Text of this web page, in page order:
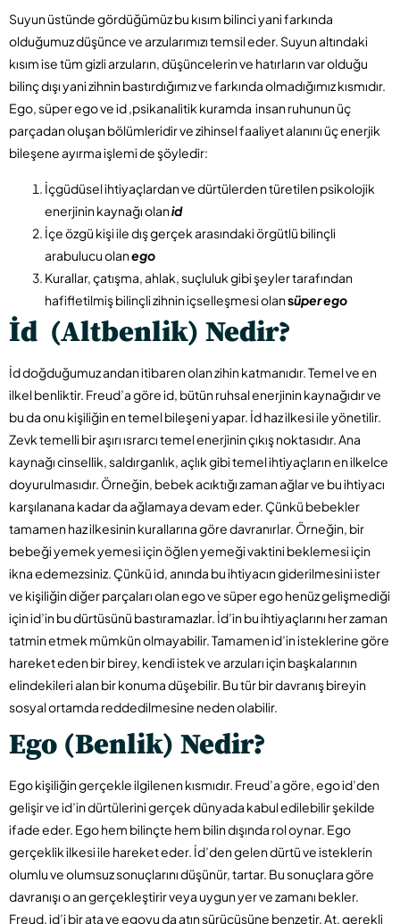
Suyun üstünde gördüğümüz bu kısım bilinci yani farkında
olduğumuz düşünce ve arzularımızı temsil eder. Suyun altındaki
kısım ise tüm gizli arzuların, düşüncelerin ve hatırların var olduğu
bilinç dışı yani zihnin bastırdığımız ve farkında olmadığımız kısmıdır.
Ego, süper ego ve id ,psikanalitik kuramda insan ruhunun üç
parçadan oluşan bölümleridir ve zihinsel faaliyet alanını üç enerjik
bileşene ayırma işlemi de şöyledir:
İçgüdüsel ihtiyaçlardan ve dürtülerden türetilen psikolojik
enerjinin kaynağı olanid
İçe özgü kişi ile dış gerçek arasındaki örgütlü bilinçli
arabulucu olanego
Kurallar, çatışma, ahlak, suçluluk gibi şeyler tarafından
hafifletilmiş bilinçli zihnin içselleşmesi olansüper ego
İd (Altbenlik) Nedir?
İd doğduğumuz andan itibaren olan zihin katmanıdır. Temel ve en
ilkel benliktir. Freud’a göre id, bütün ruhsal enerjinin kaynağıdır ve
bu da onu kişiliğin en temel bileşeni yapar. İd haz ilkesi ile yönetilir.
Zevk temelli bir aşırı ısrarcı temel enerjinin çıkış noktasıdır. Ana
kaynağı cinsellik, saldırganlık, açlık gibi temel ihtiyaçların en ilkelce
doyurulmasıdır. Örneğin, bebek acıktığı zaman ağlar ve bu ihtiyacı
karşılanana kadar da ağlamaya devam eder. Çünkü bebekler
tamamen haz ilkesinin kurallarına göre davranırlar. Örneğin, bir
bebeği yemek yemesi için öğlen yemeği vaktini beklemesi için
ikna edemezsiniz. Çünkü id, anında bu ihtiyacın giderilmesini ister
ve kişiliğin diğer parçaları olan ego ve süper ego henüz gelişmediği
için id’in bu dürtüsünü bastıramazlar. İd’in bu ihtiyaçlarını her zaman
tatmin etmek mümkün olmayabilir. Tamamen id’in isteklerine göre
hareket eden bir birey, kendi istek ve arzuları için başkalarının
elindekileri alan bir konuma düşebilir. Bu tür bir davranış bireyin
sosyal ortamda reddedilmesine neden olabilir.
Ego (Benlik) Nedir?
Ego kişiliğin gerçekle ilgilenen kısmıdır. Freud’a göre, ego id’den
gelişir ve id’in dürtülerini gerçek dünyada kabul edilebilir şekilde
ifade eder. Ego hem bilinçte hem bilin dışında rol oynar. Ego
gerçeklik ilkesi ile hareket eder. İd’den gelen dürtü ve isteklerin
olumlu ve olumsuz sonuçlarını düşünür, tartar. Bu sonuçlara göre
davranışı o an gerçekleştirir veya uygun yer ve zamanı bekler.
Freud, id’i bir ata ve egoyu da atın sürücüsüne benzetir. At, gerekli